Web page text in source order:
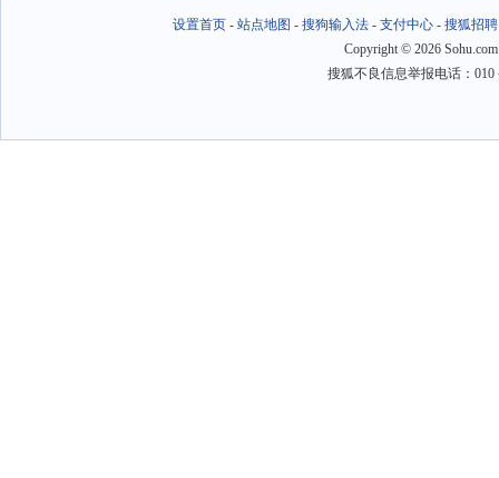
设置首页- 站点地图 - 搜狗输入法- 支付中心- 搜狐招聘
Copyright © 2026
搜狐不良信息举报电话：010